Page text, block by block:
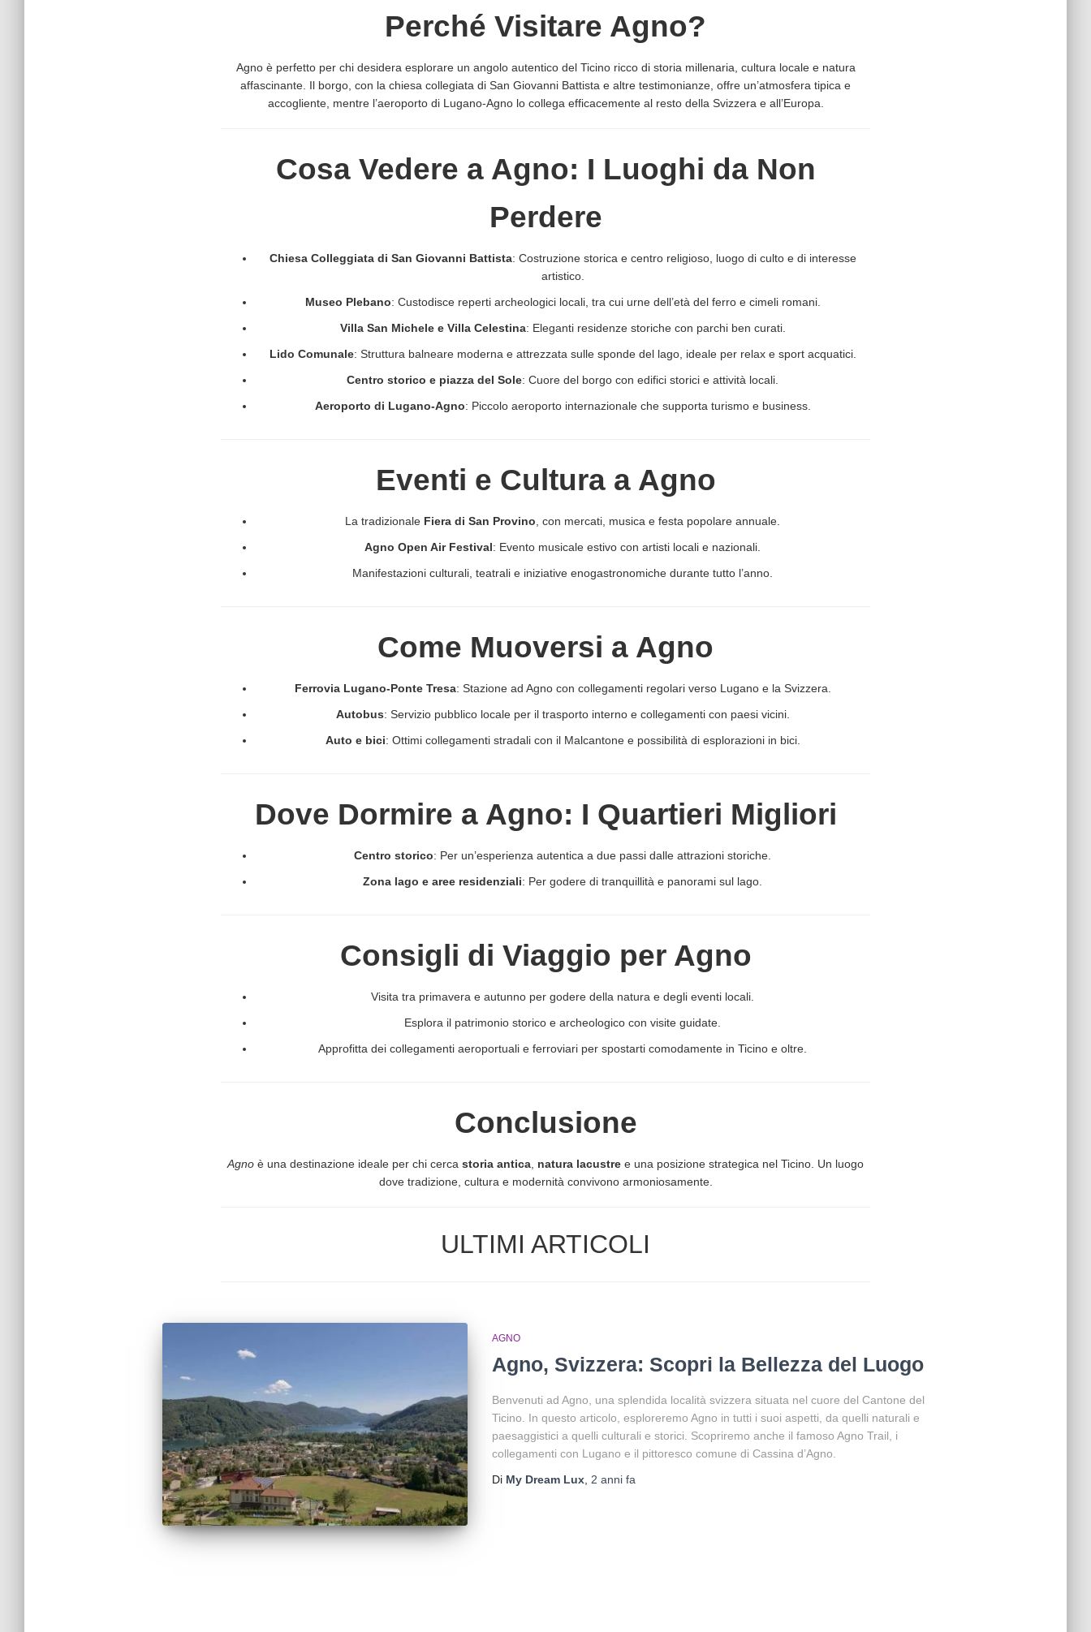
Perché Visitare Agno?
Agno è perfetto per chi desidera esplorare un angolo autentico del Ticino ricco di storia millenaria, cultura locale e natura
affascinante. Il borgo, con la chiesa collegiata di San Giovanni Battista e altre testimonianze, offre un’atmosfera tipica e
accogliente, mentre l’aeroporto di Lugano-Agno lo collega efficacemente al resto della Svizzera e all’Europa.
Cosa Vedere a Agno: I Luoghi da Non
Perdere
Chiesa Colleggiata di San Giovanni Battista: Costruzione storica e centro religioso, luogo di culto e di interesse
artistico.
Museo Plebano: Custodisce reperti archeologici locali, tra cui urne dell’età del ferro e cimeli romani.
Villa San Michele e Villa Celestina: Eleganti residenze storiche con parchi ben curati.
Lido Comunale: Struttura balneare moderna e attrezzata sulle sponde del lago, ideale per relax e sport acquatici.
Centro storico e piazza del Sole: Cuore del borgo con edifici storici e attività locali.
Aeroporto di Lugano-Agno: Piccolo aeroporto internazionale che supporta turismo e business.
Eventi e Cultura a Agno
La tradizionale Fiera di San Provino , con mercati, musica e festa popolare annuale.
Agno Open Air Festival: Evento musicale estivo con artisti locali e nazionali.
Manifestazioni culturali, teatrali e iniziative enogastronomiche durante tutto l’anno.
Come Muoversi a Agno
Ferrovia Lugano-Ponte Tresa: Stazione ad Agno con collegamenti regolari verso Lugano e la Svizzera.
Autobus: Servizio pubblico locale per il trasporto interno e collegamenti con paesi vicini.
Auto e bici: Ottimi collegamenti stradali con il Malcantone e possibilità di esplorazioni in bici.
Dove Dormire a Agno: I Quartieri Migliori
Centro storico: Per un’esperienza autentica a due passi dalle attrazioni storiche.
Zona lago e aree residenziali: Per godere di tranquillità e panorami sul lago.
Consigli di Viaggio per Agno
Visita tra primavera e autunno per godere della natura e degli eventi locali.
Esplora il patrimonio storico e archeologico con visite guidate.
Approfitta dei collegamenti aeroportuali e ferroviari per spostarti comodamente in Ticino e oltre.
Conclusione
Agno è una destinazione ideale per chi cerca storia antica natura lacustre e una posizione strategica nel Ticino. Un luogo
dove tradizione, cultura e modernità convivono armoniosamente.
ULTIMI ARTICOLI
AGNO
Agno, Svizzera: Scopri la Bellezza del Luogo
Benvenuti ad Agno, una splendida località svizzera situata nel cuore del Cantone del
Ticino. In questo articolo, esploreremo Agno in tutti i suoi aspetti, da quelli naturali e
paesaggistici a quelli culturali e storici. Scopriremo anche il famoso Agno Trail, i
collegamenti con Lugano e il pittoresco comune di Cassina d’Agno.
Di My Dream Lux, 2 annifa